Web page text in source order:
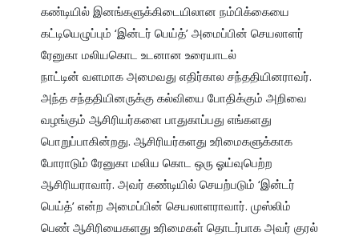
கண்டியில் இனங்களுக்கிடையிலான நம்பிக்கையை
கட்டியெழுப்பும் ‘இன்டர் பெய்த்’ அமைப்பின் செயலாளர்
ரேனுகா மலியகொட உடனான உரையாடல்
நாட்டின் வளமாக அமைவது எதிர்கால சந்ததியினராவர்.
அந்த சந்ததியினருக்கு கல்வியை போதிக்கும் அறிவை
வழங்கும் ஆசிரியர்களை பாதுகாப்பது எங்களது
பொறுப்பாகின்றது. ஆசிரியர்களது உரிமைகளுக்காக
போராடும் ரேனுகா மலிய கொட ஒரு ஓய்வுபெற்ற
ஆசிரியராவார். அவர் கண்டியில் செயற்படும் ‘இன்டர்
பெய்த்’ என்ற அமைப்பின் செயலாளராவார். முஸ்லிம்
பெண் ஆசிரியைகளது உரிமைகள் தொடர்பாக அவர் குரல்